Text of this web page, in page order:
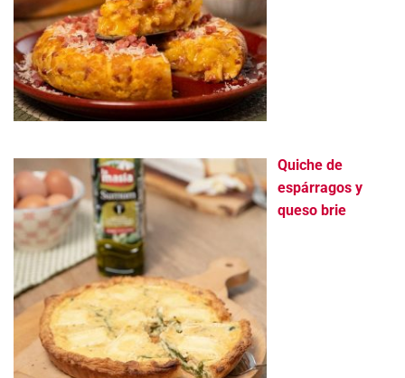
Quiche de
espárragos y
queso brie